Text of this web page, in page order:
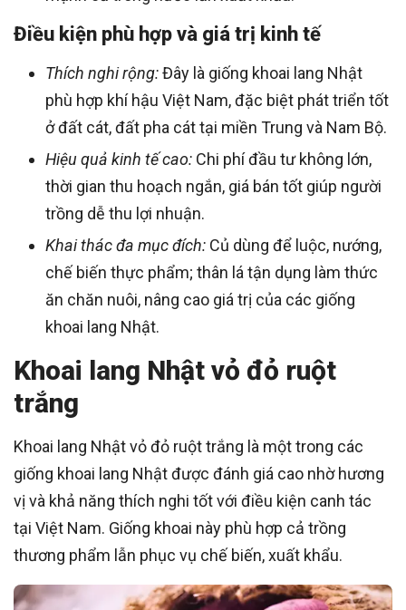
Điều kiện phù hợp và giá trị kinh tế
Thích nghi rộng:Đây là giống khoai lang Nhật
phù hợp khí hậu Việt Nam, đặc biệt phát triển tốt
ở đất cát, đất pha cát tại miền Trung và Nam Bộ.
Hiệu quả kinh tế cao: Chi phí đầu tư không lớn,
thời gian thu hoạch ngắn, giá bán tốt giúp người
trồng dễ thu lợi nhuận.
Khai thác đa mục đích: Củ dùng để luộc, nướng,
chế biến thực phẩm; thân lá tận dụng làm thức
ăn chăn nuôi, nâng cao giá trị của các giống
khoai lang Nhật.
Khoai lang Nhật vỏ đỏ ruột
trắng
Khoai lang Nhật vỏ đỏ ruột trắng là một trong các
giống khoai lang Nhật được đánh giá cao nhờ hương
vị và khả năng thích nghi tốt với điều kiện canh tác
tại Việt Nam. Giống khoai này phù hợp cả trồng
thương phẩm lẫn phục vụ chế biến, xuất khẩu.